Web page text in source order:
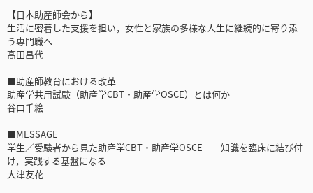
【日本助産師会から】
生活に密着した支援を担い，女性と家族の多様な人生に継続的に寄り添
う専門職へ
髙田昌代
■助産師教育における改革
助産学共用試験（助産学CBT・助産学OSCE）とは何か
谷口千絵
■MESSAGE
学生／受験者から見た助産学CBT・助産学OSCE──知識を臨床に結び付
け，実践する基盤になる
大津友花